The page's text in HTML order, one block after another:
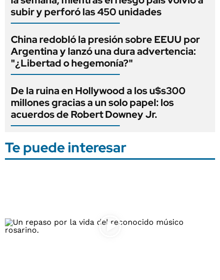
subir y perforó las 450 unidades
China redobló la presión sobre EEUU por
Argentina y lanzó una dura advertencia:
"¿Libertad o hegemonía?"
De la ruina en Hollywood a los u$s300
millones gracias a un solo papel: los
acuerdos de Robert Downey Jr.
Te puede interesar